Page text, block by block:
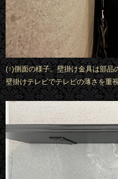
(↑)側面の様子。壁掛け金具は部品
壁掛けテレビでテレビの薄さを重